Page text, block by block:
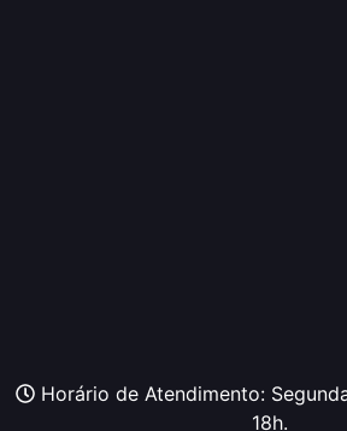
Horário de Atendimento:
18h.